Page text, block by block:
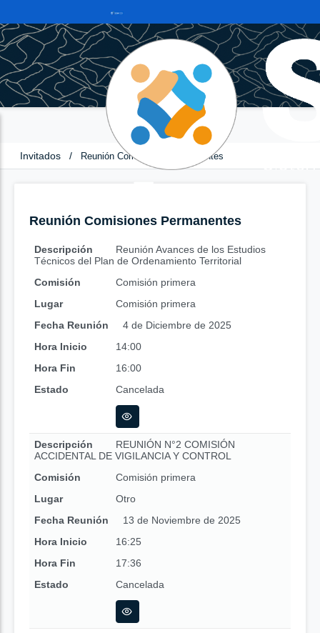
Invitados / Reunión Comisiones Permanentes
Reunión Comisiones Permanentes
Descripción
Reunión Avances de los Estudios
Técnicos del Plan de Ordenamiento Territorial
Comisión
Comisión primera
Lugar
Comisión primera
Fecha Reunión
4 de Diciembre de 2025
Hora Inicio
14:00
Hora Fin
16:00
Estado
Cancelada
Descripción
REUNIÓN N°2 COMISIÓN
ACCIDENTAL DE VIGILANCIA Y CONTROL
Comisión
Comisión primera
Lugar
Otro
Fecha Reunión
13 de Noviembre de 2025
Hora Inicio
16:25
Hora Fin
17:36
Estado
Cancelada